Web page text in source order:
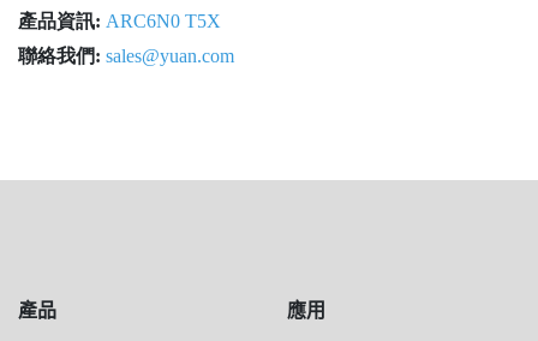
產品資訊: ARC6N0 T5X
聯絡我們: sales@yuan.com
產品 應用